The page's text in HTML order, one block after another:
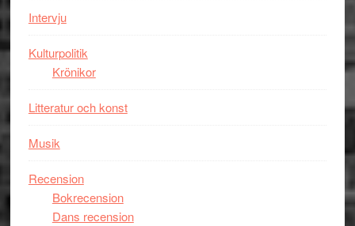
Intervju
Kulturpolitik
Krönikor
Litteratur och konst
Musik
Recension
Bokrecension
Dans recension